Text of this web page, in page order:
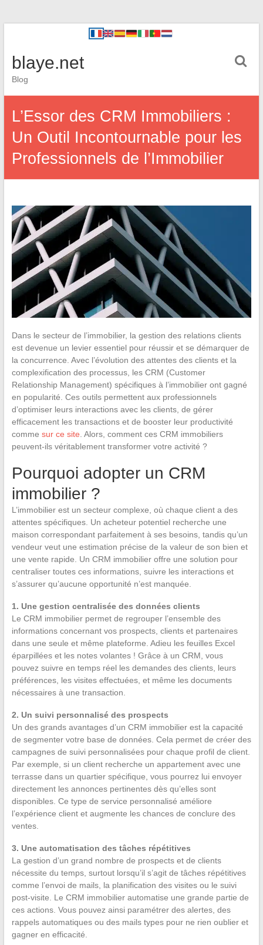
blaye.net
Blog
L’Essor des CRM Immobiliers :
Un Outil Incontournable pour les
Professionnels de l’Immobilier
Dans le secteur de l’immobilier, la gestion des relations clients
est devenue un levier essentiel pour réussir et se démarquer de
la concurrence. Avec l’évolution des attentes des clients et la
complexification des processus, les CRM (Customer
Relationship Management) spécifiques à l’immobilier ont gagné
en popularité. Ces outils permettent aux professionnels
d’optimiser leurs interactions avec les clients, de gérer
efficacement les transactions et de booster leur productivité
comme sur ce site . Alors, comment ces CRM immobiliers
peuvent-ils véritablement transformer votre activité ?
Pourquoi adopter un CRM
immobilier ?
L’immobilier est un secteur complexe, où chaque client a des
attentes spécifiques. Un acheteur potentiel recherche une
maison correspondant parfaitement à ses besoins, tandis qu’un
vendeur veut une estimation précise de la valeur de son bien et
une vente rapide. Un CRM immobilier offre une solution pour
centraliser toutes ces informations, suivre les interactions et
s’assurer qu’aucune opportunité n’est manquée.
1. Une gestion centralisée des données clients
Le CRM immobilier permet de regrouper l’ensemble des
informations concernant vos prospects, clients et partenaires
dans une seule et même plateforme. Adieu les feuilles Excel
éparpillées et les notes volantes ! Grâce à un CRM, vous
pouvez suivre en temps réel les demandes des clients, leurs
préférences, les visites effectuées, et même les documents
nécessaires à une transaction.
2. Un suivi personnalisé des prospects
Un des grands avantages d’un CRM immobilier est la capacité
de segmenter votre base de données. Cela permet de créer des
campagnes de suivi personnalisées pour chaque profil de client.
Par exemple, si un client recherche un appartement avec une
terrasse dans un quartier spécifique, vous pourrez lui envoyer
directement les annonces pertinentes dès qu’elles sont
disponibles. Ce type de service personnalisé améliore
l’expérience client et augmente les chances de conclure des
ventes.
3. Une automatisation des tâches répétitives
La gestion d’un grand nombre de prospects et de clients
nécessite du temps, surtout lorsqu’il s’agit de tâches répétitives
comme l’envoi de mails, la planification des visites ou le suivi
post-visite. Le CRM immobilier automatise une grande partie de
ces actions. Vous pouvez ainsi paramétrer des alertes, des
rappels automatiques ou des mails types pour ne rien oublier et
gagner en efficacité.